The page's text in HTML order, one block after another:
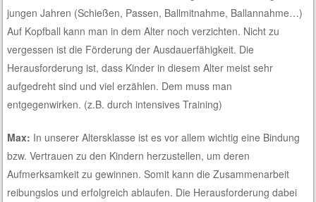
jungen Jahren (Schießen, Passen, Ballmitnahme, Ballannahme…)
Auf Kopfball kann man in dem Alter noch verzichten. Nicht zu
vergessen ist die Förderung der Ausdauerfähigkeit. Die
Herausforderung ist, dass Kinder in diesem Alter meist sehr
aufgedreht sind und viel erzählen. Dem muss man
entgegenwirken. (z.B. durch intensives Training)
Max: In unserer Altersklasse ist es vor allem wichtig eine Bindung
bzw. Vertrauen zu den Kindern herzustellen, um deren
Aufmerksamkeit zu gewinnen. Somit kann die Zusammenarbeit
reibungslos und erfolgreich ablaufen. Die Herausforderung dabei